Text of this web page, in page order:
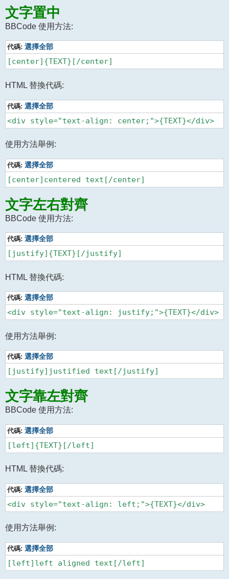
文字置中
BBCode 使用方法:
代碼: 選擇全部
HTML 替換代碼:
代碼: 選擇全部
使用方法舉例:
代碼: 選擇全部
文字左右對齊
BBCode 使用方法:
代碼: 選擇全部
HTML 替換代碼:
代碼: 選擇全部
使用方法舉例:
代碼: 選擇全部
文字靠左對齊
BBCode 使用方法:
代碼: 選擇全部
HTML 替換代碼:
代碼: 選擇全部
使用方法舉例:
代碼: 選擇全部